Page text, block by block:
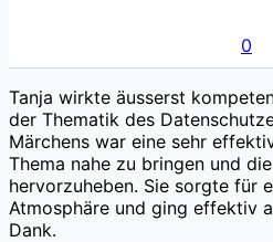
0
Tanja wirkte äusserst
der Thematik des
Märchens war eine sehr
Thema nahe zu bringen und
hervorzuheben. Sie sorgte für
Atmosphäre und ging effektiv
Dank.